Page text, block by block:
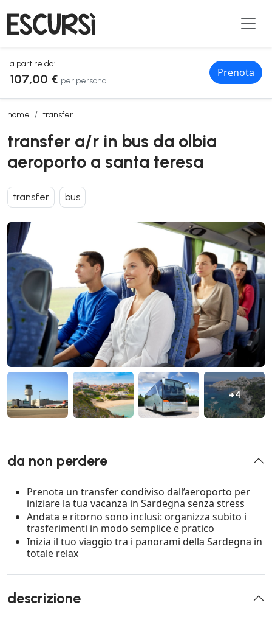
a partire da:
107,00 € per persona
Prenota
home transfer
transfer a/r in bus da olbia aeroporto a santa teresa
transfer a/r in bus da olbia
aeroporto a santa teresa
transfer bus
+4
da non perdere
Prenota un transfer condiviso dall’aeroporto per
iniziare la tua vacanza in Sardegna senza stress
Andata e ritorno sono inclusi: organizza subito i
trasferimenti in modo semplice e pratico
Inizia il tuo viaggio tra i panorami della Sardegna in
totale relax
descrizione